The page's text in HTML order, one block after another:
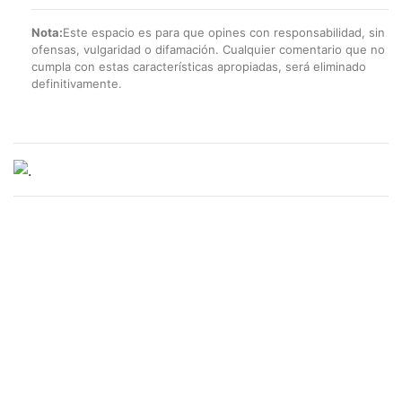
Nota:Este espacio es para que opines con responsabilidad, sin
ofensas, vulgaridad o difamación. Cualquier comentario que no
cumpla con estas características apropiadas, será eliminado
definitivamente.